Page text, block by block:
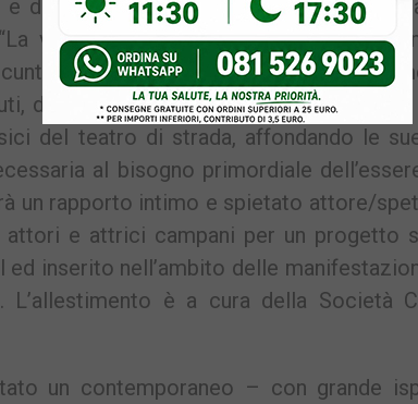
domenica 12 dicembre a “Puteoli
vera storia di Cenerentola” di
(sabato dalle 10.30 alle 12.30;
durata della visita guidata
del teatro di strada, affondando le
al bisogno primordiale
un rapporto intimo e spietato attore/
e attrici campani per un progetto
ed inserito nell’ambito delle
L’allestimento è a cura della Società
un contemporaneo – con grande